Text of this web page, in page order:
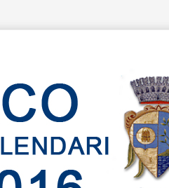
venerdì 15 dicembre 2023
e il riconoscimento